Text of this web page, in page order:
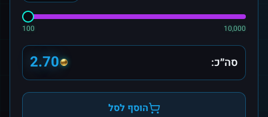
100 10,000
סה״כ: 2.70
הוסף לסל